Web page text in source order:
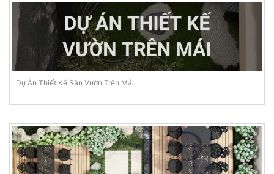
Dự Án Thiết Kế Sân Vườn Trên Mái